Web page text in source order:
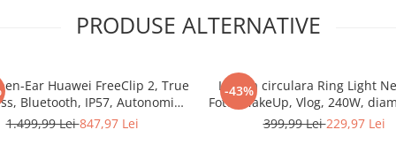
PRODUSE ALTERNATIVE
Ear Huawei FreeClip 2, True
Bluetooth, IP57, Autonomie
Rose Gold + 1 Year Loss Care
1.499,99 Lei847,97 Lei
-43%
Lampa circulara Ring Light
Foto, MakeUp, Vlog, 240W,
cm lumina rece, calda si
399,99 Lei229,97 Lei